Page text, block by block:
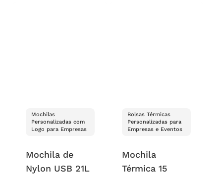
Mochilas
Personalizadas com
Logo para Empresas
Mochila de
Nylon USB 21L
Bolsas Térmicas
Personalizadas para
Empresas e Eventos
Mochila
Térmica 15